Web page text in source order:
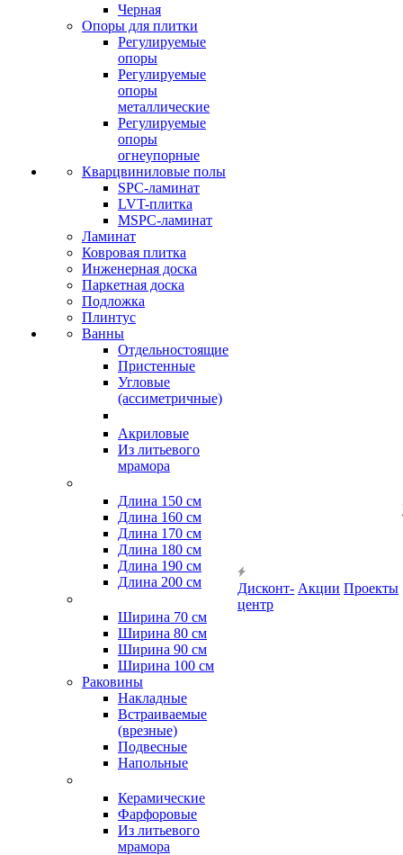
Черная
Опоры для плитки
Регулируемые
опоры
Регулируемые
опоры
металлические
Регулируемые
опоры
огнеупорные
Кварцвиниловые полы
SPC-ламинат
LVT-плитка
MSPC-ламинат
Ламинат
Ковровая плитка
Инженерная доска
Паркетная доска
Подложка
Плинтус
Ванны
Отдельностоящие
Пристенные
Угловые
(ассиметричные)
Акриловые
Из литьевого
мрамора
Длина 150 см
Длина 160 см
Длина 170 см
Длина 180 см
Длина 190 см
Длина 200 см
Ширина 70 см
Ширина 80 см
Ширина 90 см
Ширина 100 см
Раковины
Накладные
Встраиваемые
(врезные)
Подвесные
Напольные
Керамические
Фарфоровые
Из литьевого
мрамора
Дисконт-
центр
Акции Проекты